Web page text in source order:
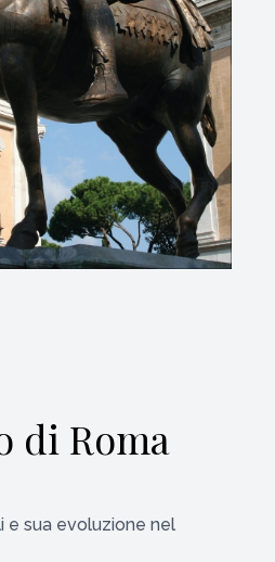
di Roma
e sua evoluzione nel